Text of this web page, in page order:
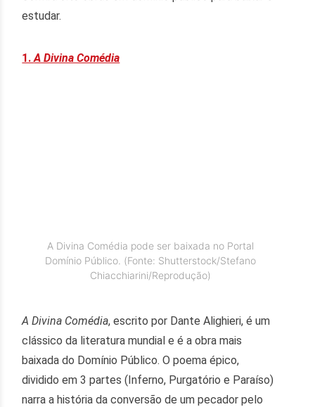
estudar.
1.A Divina Comédia
A Divina Comédia pode ser baixada no Portal
Domínio Público. (Fonte: Shutterstock/Stefano
Chiacchiarini/Reprodução)
A Divina Comédia, escrito por Dante Alighieri, é um
clássico da literatura mundial e é a obra mais
baixada do Domínio Público. O poema épico,
dividido em 3 partes (Inferno, Purgatório e Paraíso)
narra a história da conversão de um pecador pelo